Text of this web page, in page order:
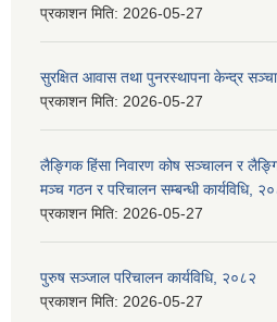
प्रकाशन मिति: 2026-05-27
सुरक्षित आवास तथा पुनरस्थापना केन्द्र
प्रकाशन मिति: 2026-05-27
लैङ्गिक हिंसा निवारण कोष सञ्चालन र
मञ्च गठन र परिचालन सम्बन्धी कार्यविधि,
प्रकाशन मिति: 2026-05-27
पुरुष सञ्जाल परिचालन कार्यविधि, २०८२
प्रकाशन मिति: 2026-05-27